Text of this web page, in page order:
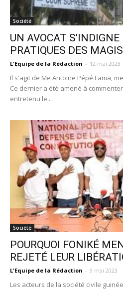
Société
UN AVOCAT
PRATIQUES DES
L'Equipe de la Rédaction - 12 mai 2023
Il s'agit de Me Antoine Pépé Lama,
Ce dernier a été amené à
entretenu le...
Société
POURQUOI FONIKÉ
REJETÉ LEUR
L'Equipe de la Rédaction - 9 mai 2023
Les acteurs de la société civile